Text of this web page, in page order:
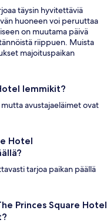
täysin hyvitettäviä
huoneen voi peruuttaa
on muutama päivä
riippuen. Muista
majoituspaikan
lemmikit?
avustajaeläimet ovat
Hotel
tarjoa paikan päällä
Princes Square Hotel